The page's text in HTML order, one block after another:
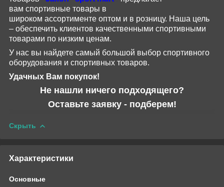
вам спортивные товары в
широком ассортименте оптом и в розницу. Наша цель
– обеспечить клиентов качественными спортивными
товарами по низким ценам.
У нас вы найдете самый большой выбор спортивного
оборудования и спортивных товаров.
Удачных Вам покупок!
Не нашли ничего подходящего?
Оставьте заявку - подберем!
Скрыть
Характеристики
Основные